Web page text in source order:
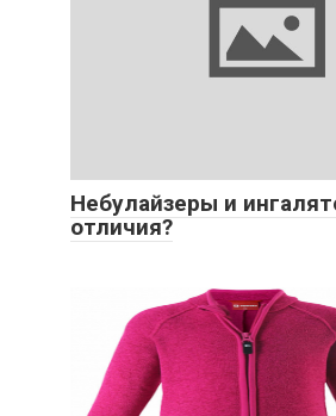
Небулайзеры и
отличия?